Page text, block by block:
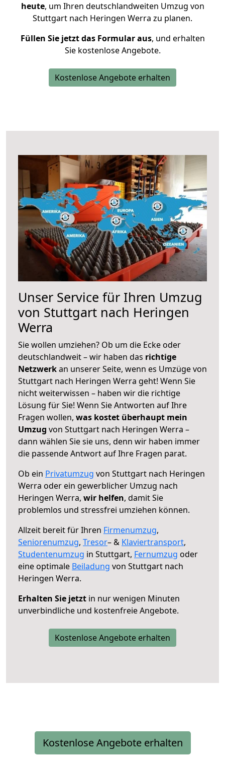
heute, um Ihren deutschlandweiten Umzug von
Stuttgart nach Heringen Werra zu planen.
Füllen Sie jetzt das Formular aus, und erhalten
Sie kostenlose Angebote.
Kostenlose Angebote erhalten
Unser Service für Ihren Umzug
von Stuttgart nach Heringen
Werra
Sie wollen umziehen? Ob um die Ecke oder
deutschlandweit – wir haben das richtige
Netzwerkan unserer Seite, wenn es Umzüge von
Stuttgart nach Heringen Werra geht! Wenn Sie
nicht weiterwissen – haben wir die richtige
Lösung für Sie! Wenn Sie Antworten auf Ihre
Fragen wollen, was kostet überhaupt mein
Umzug von Stuttgart nach Heringen Werra –
dann wählen Sie sie uns, denn wir haben immer
die passende Antwort auf Ihre Fragen parat.
Ob ein Privatumzug von Stuttgart nach Heringen
Werra oder ein gewerblicher Umzug nach
Heringen Werra, wir helfen, damit Sie
problemlos und stressfrei umziehen können.
Allzeit bereit für Ihren Firmenumzug,
Seniorenumzug, Tresor– & Klaviertransport,
Studentenumzug in Stuttgart, Fernumzug oder
eine optimale Beiladung von Stuttgart nach
Heringen Werra.
Erhalten Sie jetzt in nur wenigen Minuten
unverbindliche und kostenfreie Angebote.
Kostenlose Angebote erhalten
Kostenlose Angebote erhalten